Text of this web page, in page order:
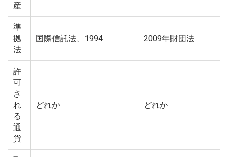
産
準
拠
法
国際信託法、1994 2009年財団法
許
可
さ
れ
る
通
貨
どれか どれか